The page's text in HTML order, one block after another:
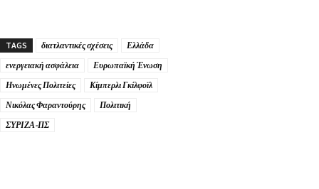
TAGS διατλαντικές σχέσεις
Ελλάδα
ενεργειακή ασφάλεια
Ευρωπαϊκή Ένωση
Ηνωμένες Πολιτείες
Κίμπερλι Γκίλφοϊλ
Νικόλας Φαραντούρης
Πολιτική
ΣΥΡΙΖΑ-ΠΣ